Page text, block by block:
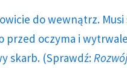
do wewnątrz. Musi
przed oczyma i
skarb. (Sprawdź: